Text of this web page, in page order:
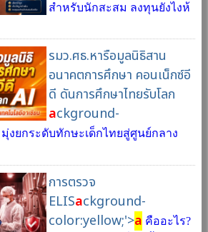
สำหรับนักสะสม ลงทุนยังไงห้
รมว.ศธ.หารือมูลนิธิสาน
อนาคตการศึกษา คอนเน็กซ์อี
ดี ดันการศึกษาไทยรับโลก
ackground-
มุ่งยกระดับทักษะเด็กไทยสู่ศูนย์กลาง
การตรวจ
ELISackground-
color:yellow;'>a คืออะไร?